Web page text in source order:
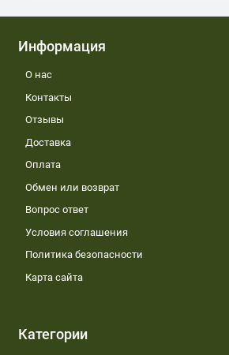
Информация
О нас
Контакты
Отзывы
Доставка
Оплата
Обмен или возврат
Вопрос ответ
Условия соглашения
Политика безопасности
Карта сайта
Категории